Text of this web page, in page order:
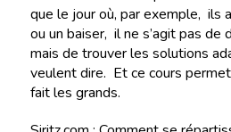
que le jour où, par exemple, ils
ou un baiser, il ne s’agit pas de
mais de trouver les solutions
veulent dire. Et ce cours
fait les grands.